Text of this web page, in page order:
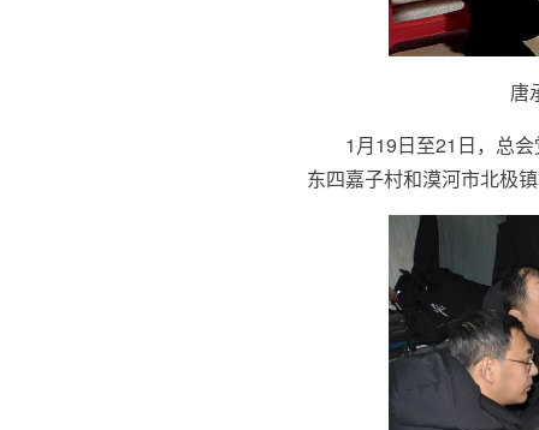
唐
1月19日至21日，总
东四嘉子村和漠河市北极